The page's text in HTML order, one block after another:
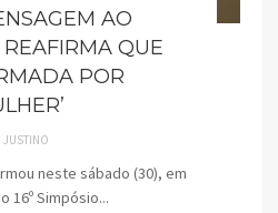
AO
QUE
POR
JUSTINO
neste sábado (30), em
16º Simpósio...